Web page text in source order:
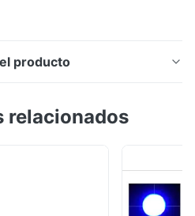
producto
de color para
manufacturado y puesto en
relacionados